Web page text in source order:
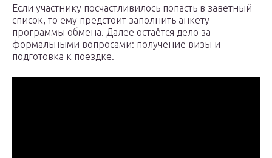
Если участнику посчастливилось попасть в заветный
список, то ему предстоит заполнить анкету
программы обмена. Далее остаётся дело за
формальными вопросами: получение визы и
подготовка к поездке.